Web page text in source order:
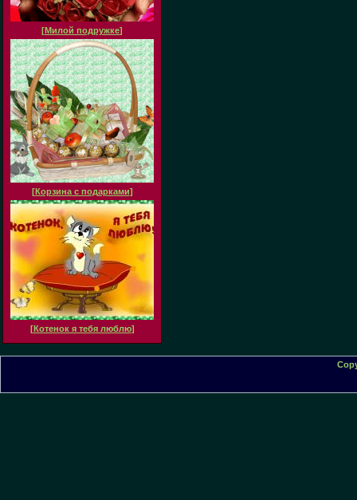
[Милой подружке]
[Корзина с подарками]
[Котенок я тебя люблю]